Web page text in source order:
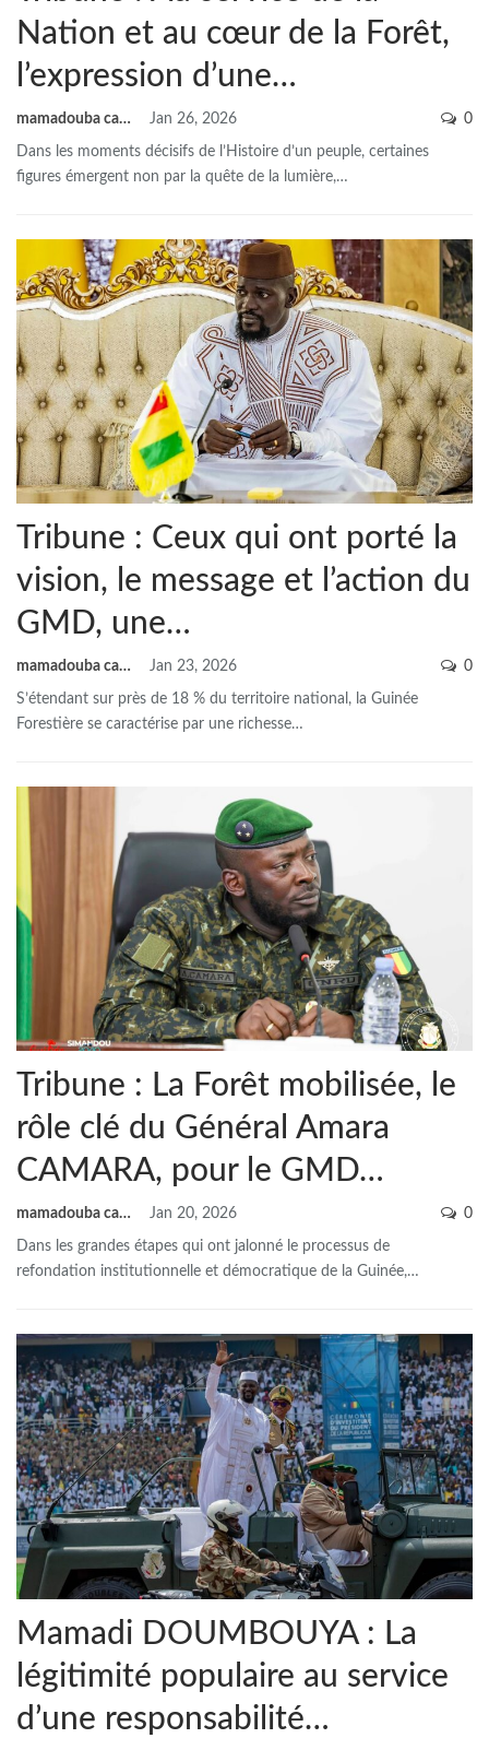
Nation et au cœur de la Forêt,
l’expression d’une…
mamadouba camara Jan 26, 2026 0
Dans les moments décisifs de l’Histoire d’un peuple, certaines
figures émergent non par la quête de la lumière,…
Tribune : Ceux qui ont porté la
vision, le message et l’action du
GMD, une…
mamadouba camara Jan 23, 2026 0
S’étendant sur près de 18 % du territoire national, la Guinée
Forestière se caractérise par une richesse…
Tribune : La Forêt mobilisée, le
rôle clé du Général Amara
CAMARA, pour le GMD…
mamadouba camara Jan 20, 2026 0
Dans les grandes étapes qui ont jalonné le processus de
refondation institutionnelle et démocratique de la Guinée,…
Mamadi DOUMBOUYA : La
légitimité populaire au service
d’une responsabilité…